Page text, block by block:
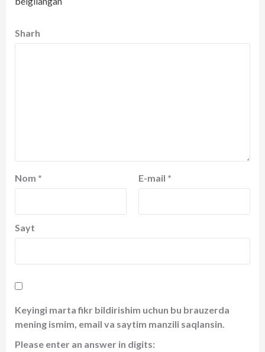
Sharh
Nom * E-mail *
Sayt
Keyingi marta fikr bildirishim uchun bu brauzerda
mening ismim, email va saytim manzili saqlansin.
Please enter an answer in digits: